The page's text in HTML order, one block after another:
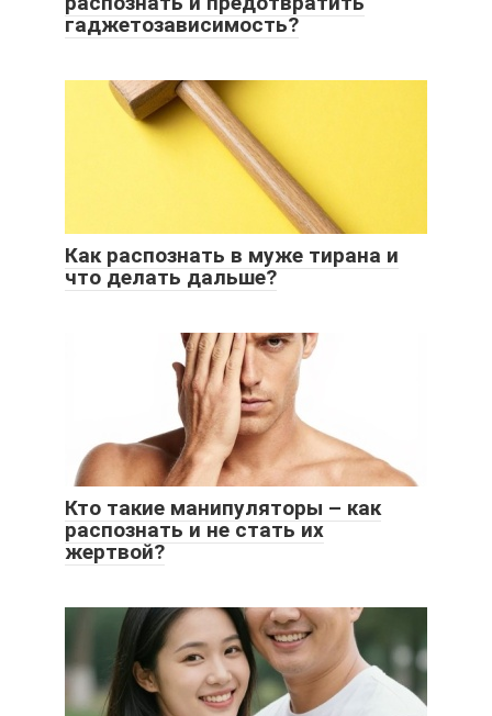
гаджетозависимость?
Как распознать в муже тирана и
что делать дальше?
Кто такие манипуляторы – как
распознать и не стать их
жертвой?